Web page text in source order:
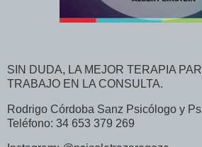
SIN DUDA, LA MEJOR TERAPIA
TRABAJO EN LA CONSULTA.
Rodrigo Córdoba Sanz Psicólogo y
Teléfono: 34 653 379 269